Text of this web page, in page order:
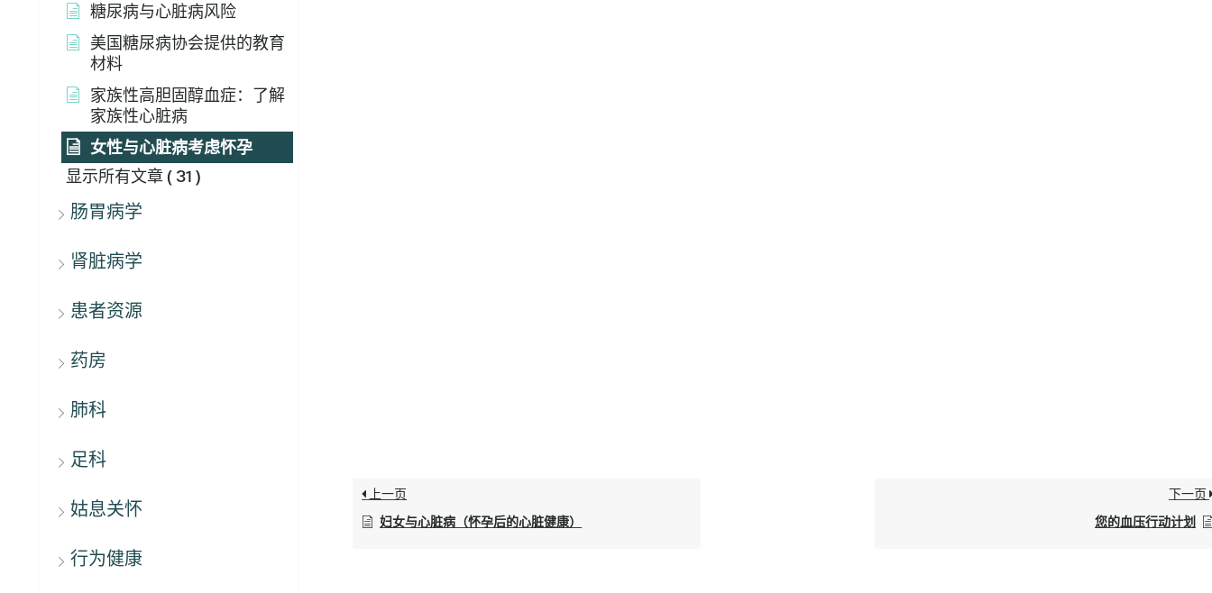
糖尿病与心脏病风险
美国糖尿病协会提供的教育
材料
家族性高胆固醇血症：了解
家族性心脏病
女性与心脏病考虑怀孕
显示所有文章 ( 31 )
肠胃病学
肾脏病学
患者资源
药房
肺科
足科
姑息关怀
行为健康
上一页
妇女与心脏病（怀孕后的心脏健康）
下一页
您的血压行动计划